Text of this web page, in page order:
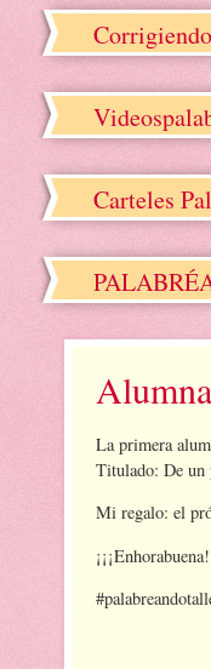
Carteles
La primera
Titulado: De un
Mi regalo: el